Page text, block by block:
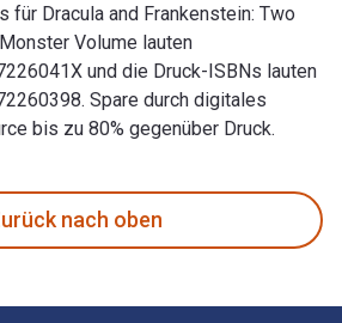
für Dracula and Frankenstein: Two
Volume lauten
und die Druck-ISBNs lauten
Spare durch digitales
bis zu 80% gegenüber Druck.
nach oben